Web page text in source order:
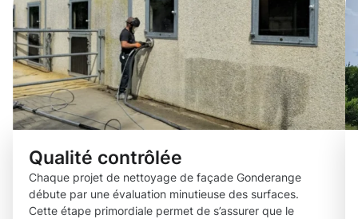
Qualité contrôlée
Chaque projet de nettoyage de façade Gonderange
débute par une évaluation minutieuse des surfaces.
Cette étape primordiale permet de s’assurer que le